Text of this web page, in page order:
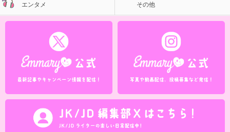
エンタメ その他